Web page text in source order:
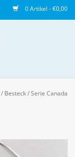
0 Artikel - €0,00
/ Besteck/Serie Canada